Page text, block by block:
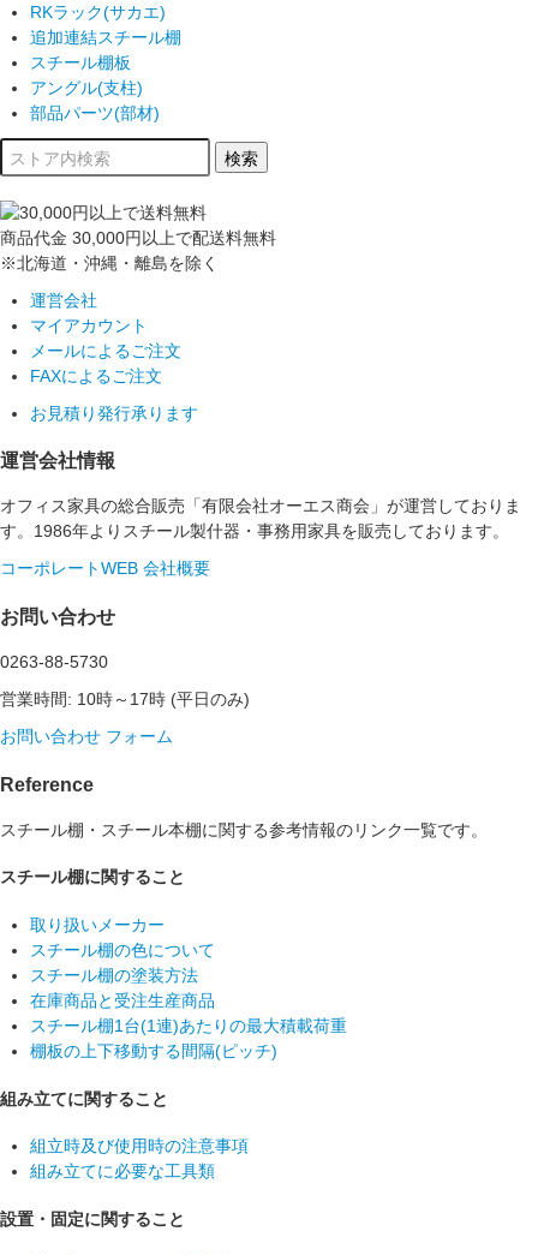
RKラック(サカエ)
追加連結スチール棚
スチール棚板
アングル(支柱)
部品パーツ(部材)
商品代金 30,000円以上で配送料無料
※北海道・沖縄・離島を除く
運営会社
マイアカウント
メールによるご注文
FAXによるご注文
お見積り発行承ります
運営会社情報
オフィス家具の総合販売「有限会社オーエス商会」が運営しておりま
す。1986年よりスチール製什器・事務用家具を販売しております。
コーポレートWEB 会社概要
お問い合わせ
0263-88-5730
営業時間: 10時～17時 (平日のみ)
お問い合わせ フォーム
Reference
スチール棚・スチール本棚に関する参考情報のリンク一覧です。
スチール棚に関すること
取り扱いメーカー
スチール棚の色について
スチール棚の塗装方法
在庫商品と受注生産商品
スチール棚1台(1連)あたりの最大積載荷重
棚板の上下移動する間隔(ピッチ)
組み立てに関すること
組立時及び使用時の注意事項
組み立てに必要な工具類
設置・固定に関すること